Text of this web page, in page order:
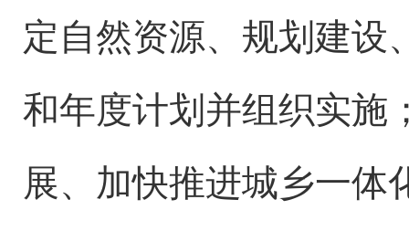
定 自然资源、规划建设
和年度计划并组织实施
展、加快推进城乡一体